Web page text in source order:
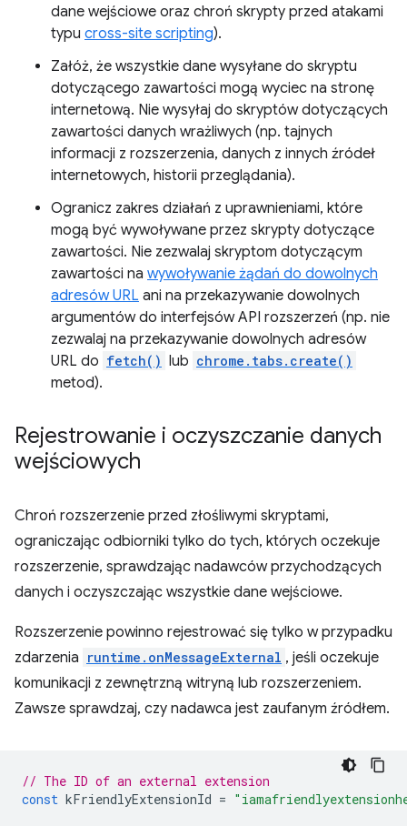
dane wejściowe oraz chroń skrypty przed atakami
typu cross-site scripting).
Załóż, że wszystkie dane wysyłane do skryptu
dotyczącego zawartości mogą wyciec na stronę
internetową. Nie wysyłaj do skryptów dotyczących
zawartości danych wrażliwych (np. tajnych
informacji z rozszerzenia, danych z innych źródeł
internetowych, historii przeglądania).
Ogranicz zakres działań z uprawnieniami, które
mogą być wywoływane przez skrypty dotyczące
zawartości. Nie zezwalaj skryptom dotyczącym
zawartości na wywoływanie żądań do dowolnych
adresów URL ani na przekazywanie dowolnych
argumentów do interfejsów API rozszerzeń (np. nie
zezwalaj na przekazywanie dowolnych adresów
URL do fetch() lub chrome.tabs.create()
metod).
Rejestrowanie i oczyszczanie danych
wejściowych
Chroń rozszerzenie przed złośliwymi skryptami,
ograniczając odbiorniki tylko do tych, których oczekuje
rozszerzenie, sprawdzając nadawców przychodzących
danych i oczyszczając wszystkie dane wejściowe.
Rozszerzenie powinno rejestrować się tylko w przypadku
zdarzenia runtime.onMessageExternal , jeśli oczekuje
komunikacji z zewnętrzną witryną lub rozszerzeniem.
Zawsze sprawdzaj, czy nadawca jest zaufanym źródłem.
// The ID of an external extension
const kFriendlyExtensionId =